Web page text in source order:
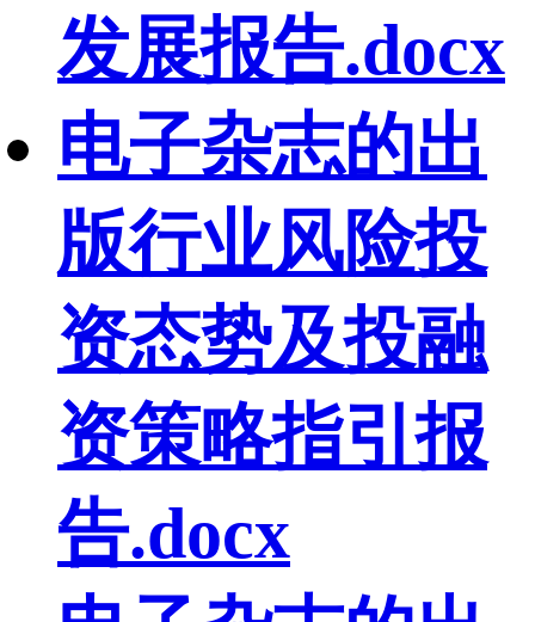
发展报告.docx
电子杂志的出
版行业风险投
资态势及投融
资策略指引报
告.docx